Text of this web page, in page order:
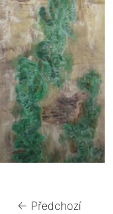
← Předchozí